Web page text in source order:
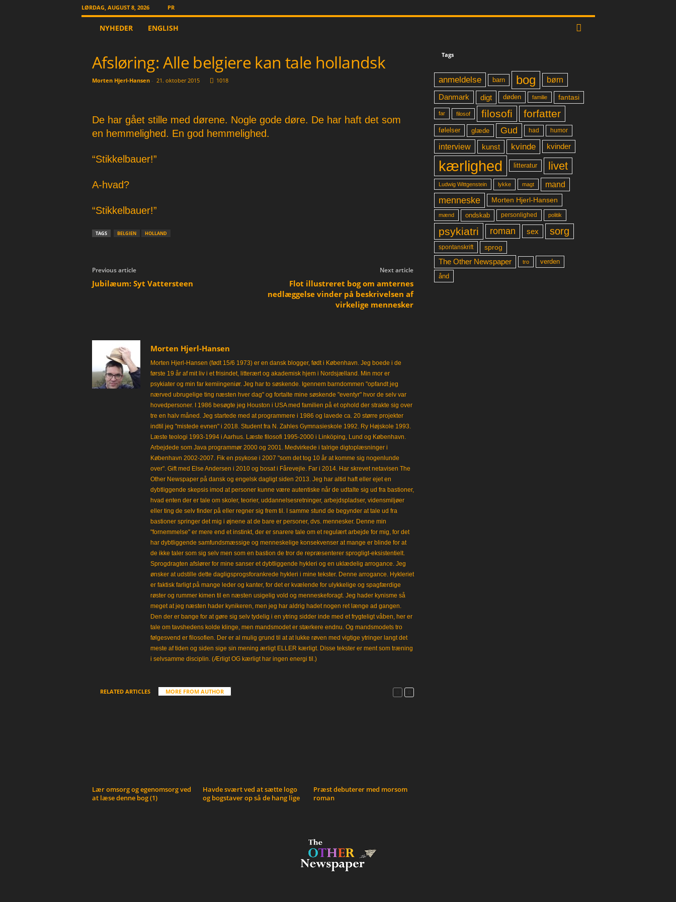
LØRDAG, AUGUST 8, 2026
PR
T
NYHEDER ENGLISH
Afsløring: Alle belgiere kan tale hollandsk
Morten Hjerl-Hansen- 21. oktober 2015 1018
De har gået stille med dørene. Nogle gode døre. De har haft det som
en hemmelighed. En god hemmelighed.
“Stikkelbauer!”
A-hvad?
“Stikkelbauer!”
TAGS BELGIEN HOLLAND
Previous article
Jubilæum: Syt Vattersteen
Next article
Flot illustreret bog om amternes
nedlæggelse vinder på beskrivelsen af
virkelige mennesker
Morten Hjerl-Hansen
Morten Hjerl-Hansen (født 15/6 1973) er en dansk blogger, født i København. Jeg boede i de
første 19 år af mit liv i et frisindet, litterært og akademisk hjem i Nordsjælland. Min mor er
psykiater og min far kemiingeniør. Jeg har to søskende. Igennem barndommen "opfandt jeg
nærved ubrugelige ting næsten hver dag" og fortalte mine søskende "eventyr" hvor de selv var
hovedpersoner. I 1986 besøgte jeg Houston i USA med familien på et ophold der strakte sig over
tre en halv måned. Jeg startede med at programmere i 1986 og lavede ca. 20 større projekter
indtil jeg "mistede evnen" i 2018. Student fra N. Zahles Gymnasieskole 1992. Ry Højskole 1993.
Læste teologi 1993-1994 i Aarhus. Læste filosofi 1995-2000 i Linköping, Lund og København.
Arbejdede som Java programmør 2000 og 2001. Medvirkede i talrige digtoplæsninger i
København 2002-2007. Fik en psykose i 2007 "som det tog 10 år at komme sig nogenlunde
over". Gift med Else Andersen i 2010 og bosat i Fårevejle. Far i 2014. Har skrevet netavisen The
Other Newspaper på dansk og engelsk dagligt siden 2013. Jeg har altid haft eller ejet en
dybtliggende skepsis imod at personer kunne være autentiske når de udtalte sig ud fra bastioner,
hvad enten der er tale om skoler, teorier, uddannelsesretninger, arbejdspladser, vidensmiljøer
eller ting de selv finder på eller regner sig frem til. I samme stund de begynder at tale ud fra
bastioner springer det mig i øjnene at de bare er personer, dvs. mennesker. Denne min
"fornemmelse" er mere end et instinkt, der er snarere tale om et regulært arbejde for mig, for det
har dybtliggende samfundsmæssige og menneskelige konsekvenser at mange er blinde for at
de ikke taler som sig selv men som en bastion de tror de repræsenterer sprogligt-eksistentielt.
Sprogdragten afslører for mine sanser et dybtliggende hykleri og en uklædelig arrogance. Jeg
ønsker at udstille dette dagligsprogsforankrede hykleri i mine tekster. Denne arrogance. Hykleriet
er faktisk farligt på mange leder og kanter, for det er kvælende for ulykkelige og spagfærdige
røster og rummer kimen til en næsten usigelig vold og menneskeforagt. Jeg hader kynisme så
meget at jeg næsten hader kynikeren, men jeg har aldrig hadet nogen ret længe ad gangen.
Den der er bange for at gøre sig selv tydelig i en ytring sidder inde med et frygteligt våben, her er
tale om tavshedens kolde klinge, men mandsmodet er stærkere endnu. Og mandsmodets tro
følgesvend er filosofien. Der er al mulig grund til at at lukke røven med vigtige ytringer langt det
meste af tiden og siden sige sin mening ærligt ELLER kærligt. Disse tekster er ment som træning
i selvsamme disciplin. (Ærligt OG kærligt har ingen energi til.)
RELATED ARTICLES MORE FROM AUTHOR
Lær omsorg og egenomsorg ved
at læse denne bog (1)
Havde svært ved at sætte logo
og bogstaver op så de hang lige
Præst debuterer med morsom
roman
Tags
anmeldelse barn bog børn
Danmark digt døden familie fantasi
far filosof filosofi forfatter
følelser glæde Gud had humor
interview kunst kvinde kvinder
kærlighed litteratur livet
Ludwig Wittgenstein lykke magt mand
menneske Morten Hjerl-Hansen
mænd ondskab personlighed politik
psykiatri roman sex sorg
spontanskrift sprog
The Other Newspaper tro verden
ånd